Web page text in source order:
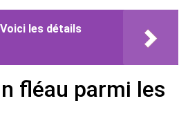
les détails
fléau parmi les